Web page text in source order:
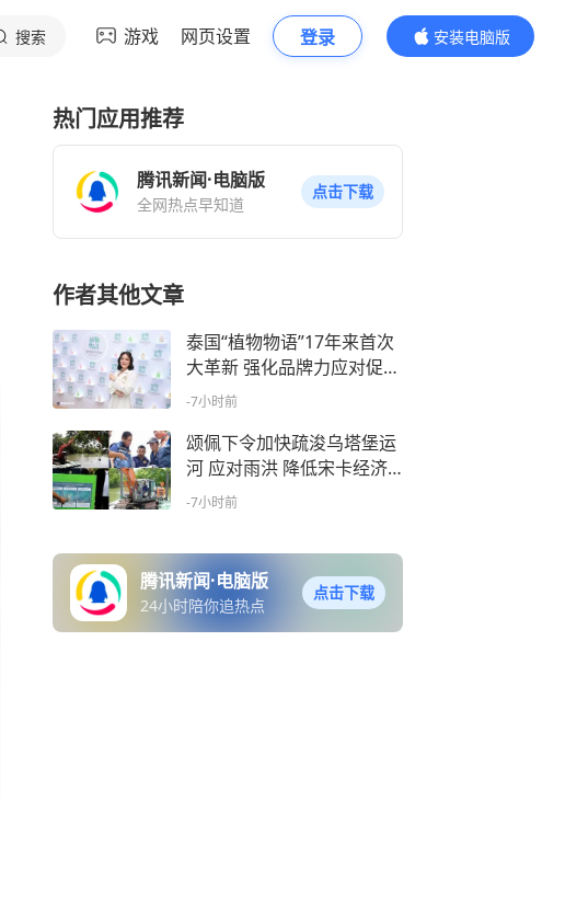
搜索 游戏 网页设置 登录
安装电脑版
内容更精彩
热门应用推荐
腾讯新闻·电脑版
全网热点早知道
点击下载
作者其他文章
泰国“植物物语”17年来首次
大革新 强化品牌力应对促销
潮
-7小时前
颂佩下令加快疏浚乌塔堡运
河 应对雨洪 降低宋卡经济
区风险
-7小时前
腾讯新闻·电脑版
24小时陪你追热点
点击下载